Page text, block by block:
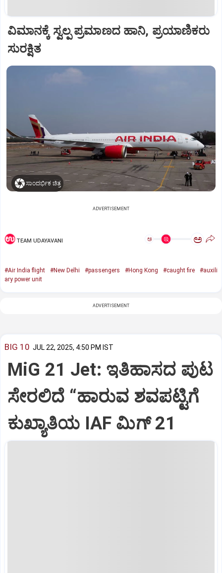
ವಿಮಾನಕ್ಕೆ ಸ್ವಲ್ಪ ಪ್ರಮಾಣದ ಹಾನಿ, ಪ್ರಯಾಣಿಕರು
ಸುರಕ್ಷಿತ
ಸಾಂದರ್ಭಿಕ ಚಿತ್ರ
ADVERTISEMENT
TEAM UDAYAVANI ಅ ಅ
#Air India flight #New Delhi #passengers #Hong Kong #caught fire
#auxili
ary power unit
ADVERTISEMENT
BIG 10 JUL 22, 2025, 4:50 PM IST
MiG 21 Jet: ಇತಿಹಾಸದ ಪುಟ
ಸೇರಲಿದೆ “ಹಾರುವ ಶವಪಟ್ಟಿಗೆ
ಕುಖ್ಯಾತಿಯ IAF ಮಿಗ್‌ 21